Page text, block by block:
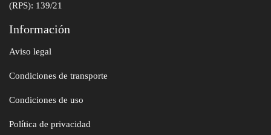
(RPS): 139/21
Información
Aviso legal
Condiciones de transporte
Condiciones de uso
Política de privacidad